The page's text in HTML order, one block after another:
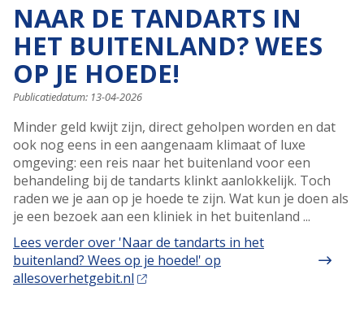
NAAR DE TANDARTS IN
HET BUITENLAND? WEES
OP JE HOEDE!
Publicatiedatum: 13-04-2026
Minder geld kwijt zijn, direct geholpen worden en dat
ook nog eens in een aangenaam klimaat of luxe
omgeving: een reis naar het buitenland voor een
behandeling bij de tandarts klinkt aanlokkelijk. Toch
raden we je aan op je hoede te zijn. Wat kun je doen als
je een bezoek aan een kliniek in het buitenland ...
Lees verderover 'Naar de tandarts in het
buitenland? Wees op je hoede!' op
allesoverhetgebit.nl